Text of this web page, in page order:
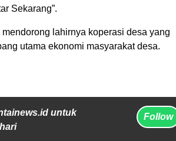
Sekarang”.
lahirnya koperasi desa yang
utama ekonomi masyarakat desa.
untuk
Follow